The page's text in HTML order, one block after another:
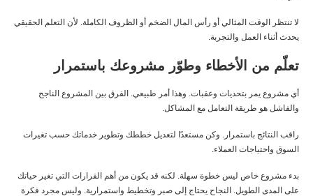
لا تنتظر الوقت المثالي أو رأس المال الضخم أو الظروف الكاملة. لأن التعلم الحقيقي
يحدث أثناء العمل والتجربة.
تعلّم من الأخطاء وطوّر مشروعك باستمرار
أي مشروع يمر بتحديات وعقبات. وهذا أمر طبيعي. الفرق بين المشروع الناجح
والفاشل هو طريقة التعامل مع المشاكل.
راقب النتائج باستمرار. وكن مستعدًا لتعديل خططك وتطوير خدماتك حسب تغيرات
السوق واحتياجات العملاء.
بدء مشروع خاص ليس خطوة سهلة. لكنه قد يكون من أهم القرارات التي تغير حياتك
على المدى الطويل. النجاح يحتاج إلى صبر وتخطيط واستمرارية. وليس مجرد فكرة